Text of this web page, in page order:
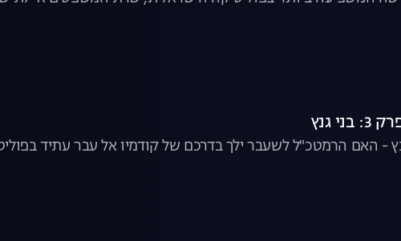
- האם הרמטכ"ל לשעבר ילך בדרכם של קודמיו אל עבר עתיד